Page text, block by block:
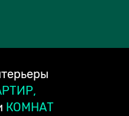
КОМНАТ